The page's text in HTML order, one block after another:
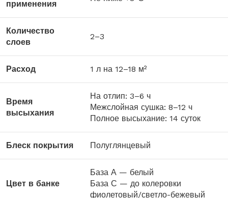
применения
Количество
слоев
2–3
Расход 1 л на 12–18 м²
Время
высыхания
На отлип: 3–6 ч
Межслойная сушка: 8–12 ч
Полное высыхание: 14 суток
Блеск покрытия Полуглянцевый
Цвет в банке
База А — белый
База С — до колеровки
фиолетовый/светло-бежевый